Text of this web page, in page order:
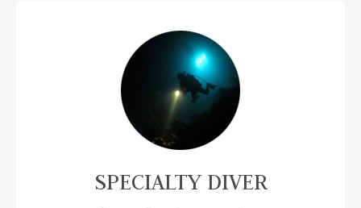
SPECIALTY DIVER